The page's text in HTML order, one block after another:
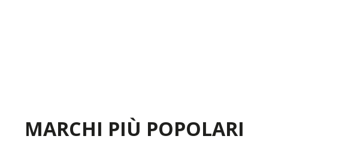
MARCHI PIÙ POPOLARI